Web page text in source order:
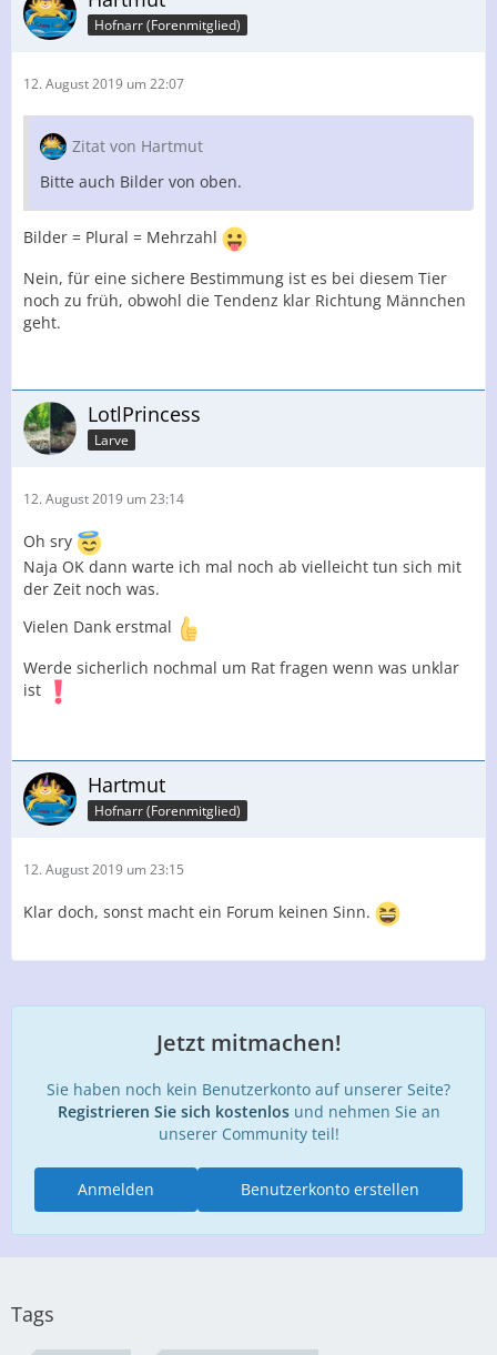
Hofnarr (Forenmitglied)
12. August 2019 um 22:07
Zitat von Hartmut
Bitte auch Bilder von oben.
Bilder = Plural = Mehrzahl
Nein, für eine sichere Bestimmung ist es bei diesem Tier
noch zu früh, obwohl die Tendenz klar Richtung Männchen
geht.
LotlPrincess
Larve
12. August 2019 um 23:14
Oh sry
Naja OK dann warte ich mal noch ab vielleicht tun sich mit
der Zeit noch was.
Vielen Dank erstmal
Werde sicherlich nochmal um Rat fragen wenn was unklar
ist
Hartmut
Hofnarr (Forenmitglied)
12. August 2019 um 23:15
Klar doch, sonst macht ein Forum keinen Sinn.
Jetzt mitmachen!
Sie haben noch kein Benutzerkonto auf unserer Seite?
Registrieren Sie sich kostenlosund nehmen Sie an
unserer Community teil!
Benutzerkonto erstellen
Anmelden
Tags